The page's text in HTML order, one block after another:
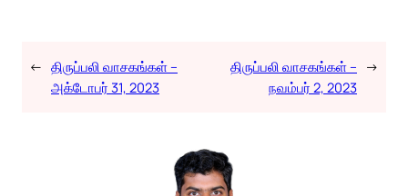
← திருப்பலி வாசகங்கள் –
அக்டோபர் 31, 2023
திருப்பலி வாசகங்கள் –
நவம்பர் 2, 2023
→